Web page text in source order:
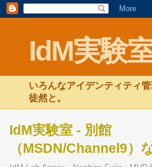
IdM実験
いろんなアイデンティティ
徒然と。
IdM実験室 - 別館
（MSDN/Channel9）